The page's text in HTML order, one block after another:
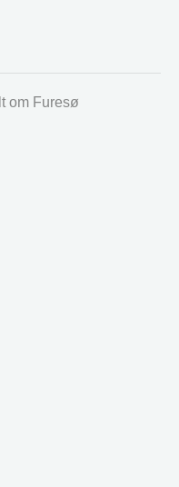
om Furesø